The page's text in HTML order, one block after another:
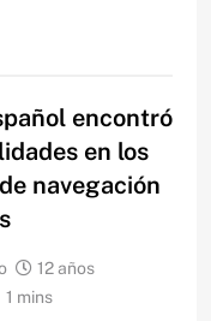
encontró
en los
navegación
12 años
1 mins